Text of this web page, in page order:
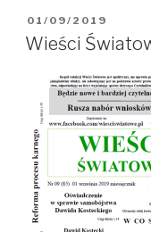
OPUBLIKOWANE
W
01/09/2019
Wieści